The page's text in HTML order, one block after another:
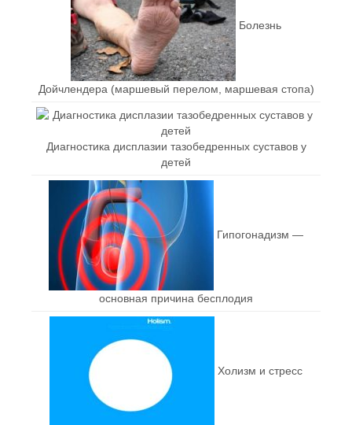
Болезнь
Дойчлендера (маршевый перелом, маршевая стопа)
Диагностика дисплазии тазобедренных суставов у
детей
Гипогонадизм —
основная причина бесплодия
Холизм и стресс